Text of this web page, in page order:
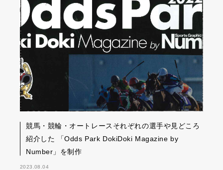
競馬・競輪・オートレースそれぞれの選手や見どころ
紹介した 「Odds Park DokiDoki Magazine by
Number」を制作
2023.08.04